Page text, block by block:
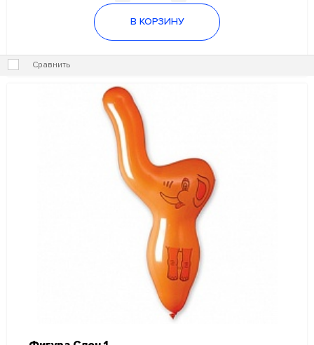
В КОРЗИНУ
Сравнить